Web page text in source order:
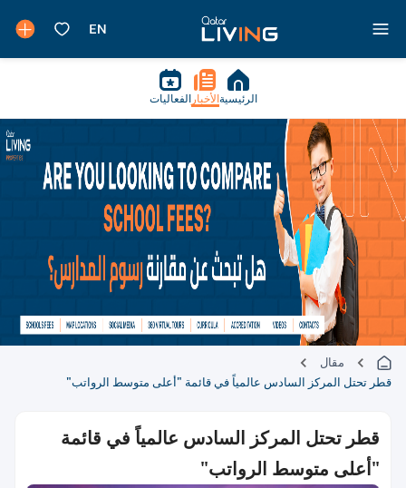
الرئيسية الأخبار الفعاليات
مقال
قطر تحتل المركز السادس عالمياً في قائمة "أعلى متوسط الرواتب"
قطر تحتل المركز السادس عالمياً في قائمة
"أعلى متوسط الرواتب"